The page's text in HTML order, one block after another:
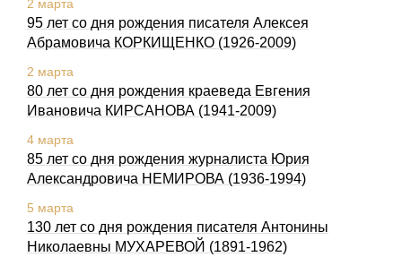
2 марта
95 лет со дня рождения писателя Алексея
Абрамовича КОРКИЩЕНКО (1926-2009)
2 марта
80 лет со дня рождения краеведа Евгения
Ивановича КИРСАНОВА (1941-2009)
4 марта
85 лет со дня рождения журналиста Юрия
Александровича НЕМИРОВА (1936-1994)
5 марта
130 лет со дня рождения писателя Антонины
Николаевны МУХАРЕВОЙ (1891-1962)